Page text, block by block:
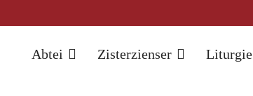
Abtei Zisterzienser Liturgie